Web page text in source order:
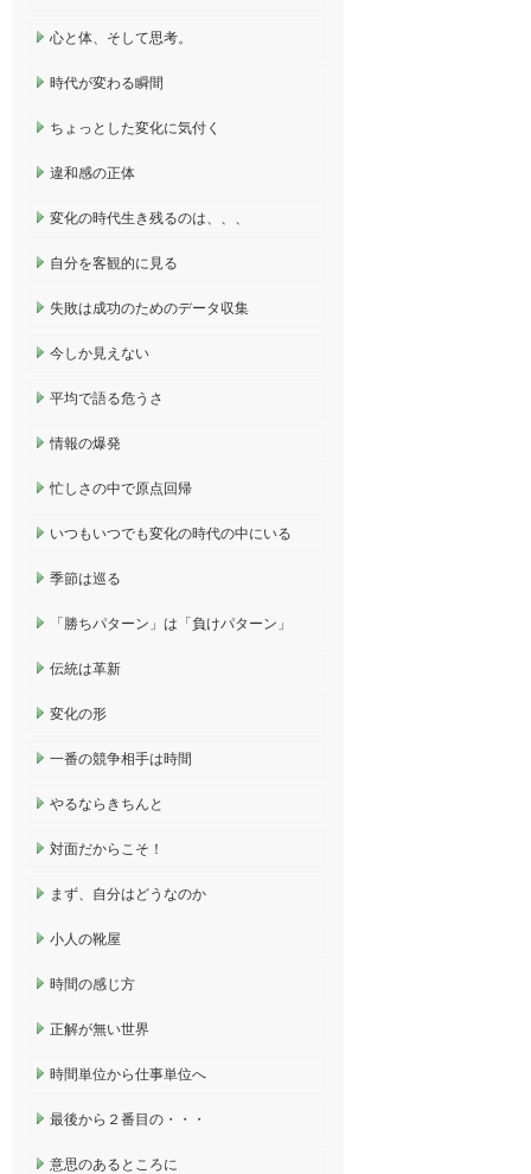
心と体、そして思考。
時代が変わる瞬間
ちょっとした変化に気付く
違和感の正体
変化の時代生き残るのは、、、
自分を客観的に見る
失敗は成功のためのデータ収集
今しか見えない
平均で語る危うさ
情報の爆発
忙しさの中で原点回帰
いつもいつでも変化の時代の中にいる
季節は巡る
「勝ちパターン」は「負けパターン」
伝統は革新
変化の形
一番の競争相手は時間
やるならきちんと
対面だからこそ！
まず、自分はどうなのか
小人の靴屋
時間の感じ方
正解が無い世界
時間単位から仕事単位へ
最後から２番目の・・・
意思のあるところに